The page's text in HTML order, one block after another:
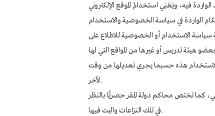
فيه، ويَعْنِي استخدامُ الموقع الإلكتروني
سياسة الاستخدام أو الخصوصية للاطلاع على
هيئة تدريس أو غيرها من المواقع التي لها
هذه حسبما يجري تعديلها من وقت
لآخر.
كما تختص محاكم دولة المقر حصريًّا بالنظر
في تلك النزاعات والبت فيها.